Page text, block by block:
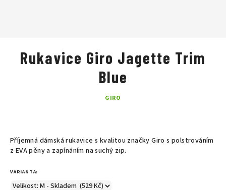
Příjemná dámská rukavice s kvalitou značky Giros polstrováním
z EVA pěny a zapínáním na suchý zip.
VARIANTA:
Rukavice Giro Jagette Trim
Blue
GIRO